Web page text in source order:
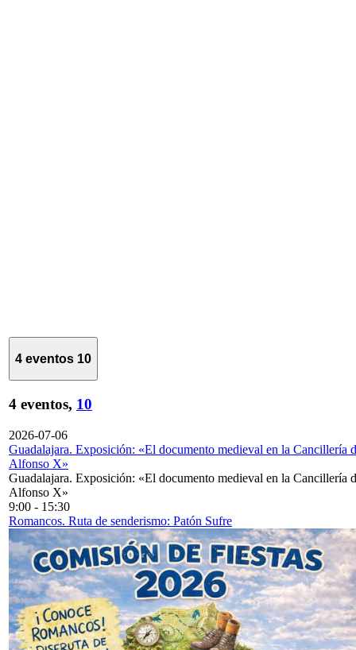
4 eventos 10
4 eventos, 10
2026-07-06
Guadalajara. Exposición: «El documento medieval en la Cancillería
Alfonso X»
Guadalajara. Exposición: «El documento medieval en la Cancillería
Alfonso X»
9:00 - 15:30
Romancos. Ruta de senderismo: Patón Sufre